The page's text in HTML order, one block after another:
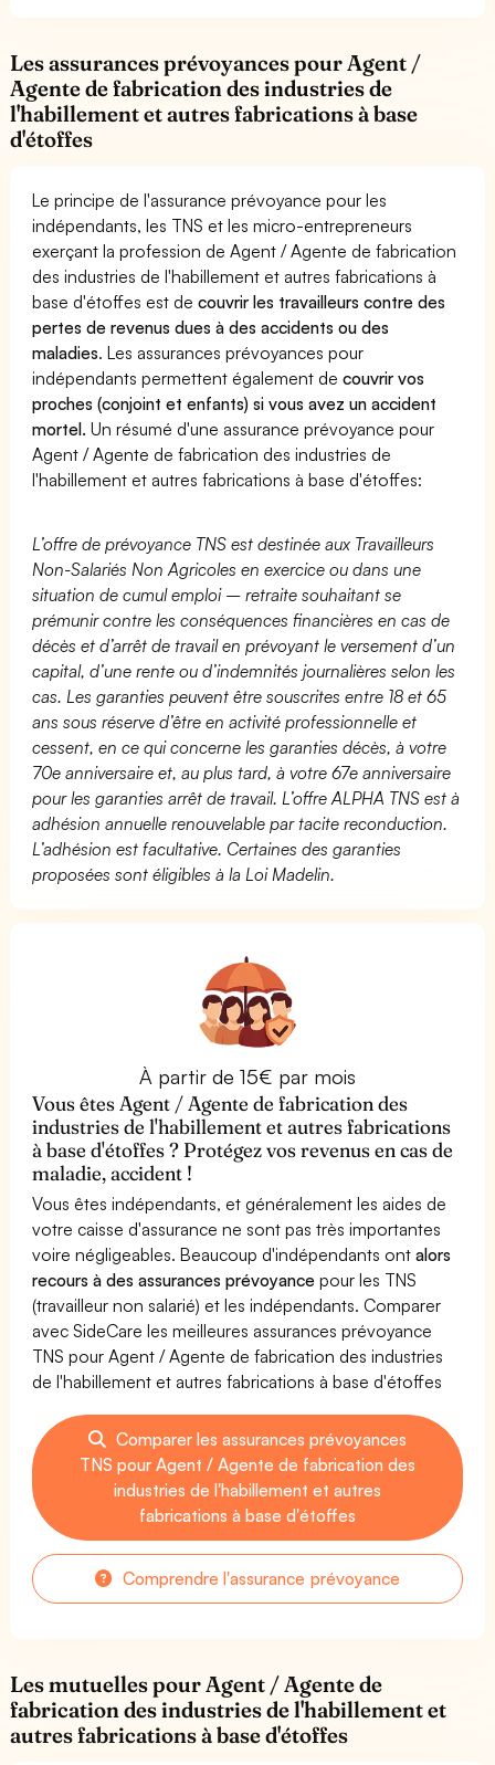
Les assurances prévoyances pour Agent /
Agente de fabrication des industries de
l'habillement et autres fabrications à base
d'étoffes
Le principe de l'assurance prévoyance pour les
indépendants, les TNS et les micro-entrepreneurs
exerçant la profession de Agent / Agente de fabrication
des industries de l'habillement et autres fabrications à
base d'étoffes est decouvrir les travailleurs contre des
pertes de revenus dues à des accidents ou des
maladies. Les assurances prévoyances pour
indépendants permettent également decouvrir vos
proches (conjoint et enfants) si vous avez un accident
mortel. Un résumé d'une assurance prévoyance pour
Agent / Agente de fabrication des industries de
l'habillement et autres fabrications à base d'étoffes:
L’offre de prévoyance TNS est destinée aux Travailleurs
Non-Salariés Non Agricoles en exercice ou dans une
situation de cumul emploi – retraite souhaitant se
prémunir contre les conséquences financières en cas de
décès et d’arrêt de travail en prévoyant le versement d’un
capital, d’une rente ou d’indemnités journalières selon les
cas. Les garanties peuvent être souscrites entre 18 et 65
ans sous réserve d’être en activité professionnelle et
cessent, en ce qui concerne les garanties décès, à votre
70e anniversaire et, au plus tard, à votre 67e anniversaire
pour les garanties arrêt de travail. L’offre ALPHA TNS est à
adhésion annuelle renouvelable par tacite reconduction.
L’adhésion est facultative. Certaines des garanties
proposées sont éligibles à la Loi Madelin.
À partir de 15€ par mois
Vous êtes Agent / Agente de fabrication des
industries de l'habillement et autres fabrications
à base d'étoffes ? Protégez vos revenus en cas de
maladie, accident !
Vous êtes indépendants, et généralement les aides de
votre caisse d'assurance ne sont pas très importantes
voire négligeables. Beaucoup d'indépendants ontalors
recours à des assurances prévoyance pour les TNS
(travailleur non salarié) et les indépendants. Comparer
avec SideCare les meilleures assurances prévoyance
TNS pour Agent / Agente de fabrication des industries
de l'habillement et autres fabrications à base d'étoffes
Comparer les assurances prévoyances
TNS pour Agent / Agente de fabrication des
industries de l'habillement et autres
fabrications à base d'étoffes
Comprendre l'assurance prévoyance
Les mutuelles pour Agent / Agente de
fabrication des industries de l'habillement et
autres fabrications à base d'étoffes